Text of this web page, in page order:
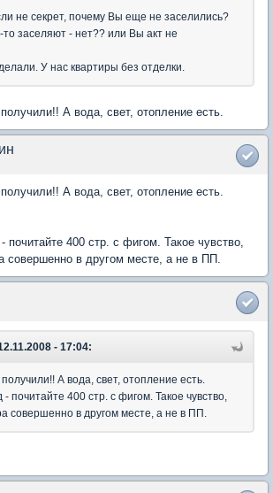
не секрет, почему Вы еще не заселились?
заселяют - нет?? или Вы акт не
У нас квартиры без отделки.
А вода, свет, отопление есть.
А вода, свет, отопление есть.
почитайте 400 стр. с фигом. Такое чувство,
совершенно в другом месте, а не в ПП.
- 17:04:
А вода, свет, отопление есть.
- почитайте 400 стр. с фигом. Такое чувство,
совершенно в другом месте, а не в ПП.